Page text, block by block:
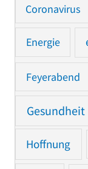
Coronavirus
Energie
Feyerabend
Gesundheit
Hoffnung